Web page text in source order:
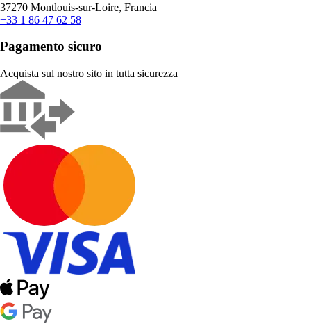
37270 Montlouis-sur-Loire, Francia
+33 1 86 47 62 58
Pagamento sicuro
Acquista sul nostro sito in tutta sicurezza